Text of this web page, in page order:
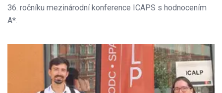
36. ročníku mezinárodní konference ICAPS s hodnocením
A*.